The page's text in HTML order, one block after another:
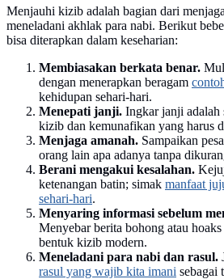
Menjauhi kizib adalah bagian dari
meneladani akhlak para nabi. Berikut
bisa diterapkan dalam keseharian:
Membiasakan berkata benar.
dengan menerapkan beragam
kehidupan sehari-hari.
Menepati janji. Ingkar janji adalah
kizib dan kemunafikan yang harus
Menjaga amanah. Sampaikan
orang lain apa adanya tanpa
Berani mengakui kesalahan.
ketenangan batin; simak manfaat
sehari-hari.
Menyaring informasi sebelum
Menyebar berita bohong atau hoaks
bentuk kizib modern.
Meneladani para nabi dan rasul.
rasul yang wajib kita imani sebagai